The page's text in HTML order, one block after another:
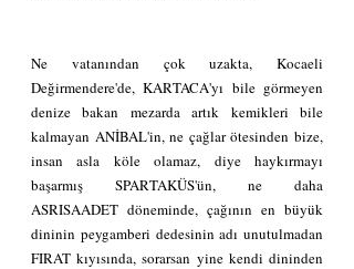
Ne vatanından çok uzakta, Kocaeli
Değirmendere'de, KARTACA'yı bile görmeyen
denize bakan mezarda artık kemikleri bile
kalmayan ANİBAL'in, ne çağlar ötesinden bize,
insan asla köle olamaz, diye haykırmayı
başarmış SPARTAKÜS'ün, ne daha
ASRISAADET döneminde, çağının en büyük
dininin peygamberi dedesinin adı unutulmadan
FIRAT kıyısında, sorarsan yine kendi dininden